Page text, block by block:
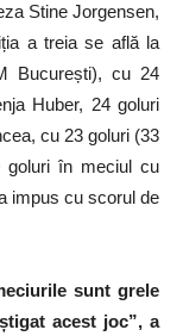
Stine Jorgensen,
a treia se află la
București), cu 24
Huber, 24 goluri
cu 23 goluri (33
goluri în meciul cu
impus cu scorul de
sunt grele
acest joc”, a